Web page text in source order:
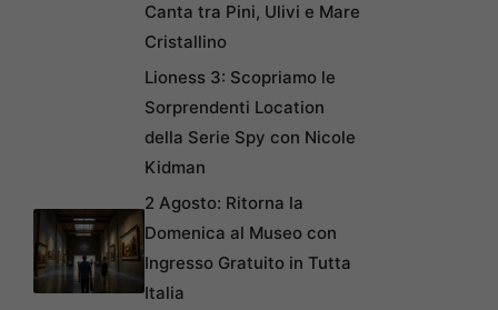
Canta tra Pini, Ulivi e Mare
Cristallino
Lioness 3: Scopriamo le
Sorprendenti Location
della Serie Spy con Nicole
Kidman
2 Agosto: Ritorna la
Domenica al Museo con
Ingresso Gratuito in Tutta
Italia